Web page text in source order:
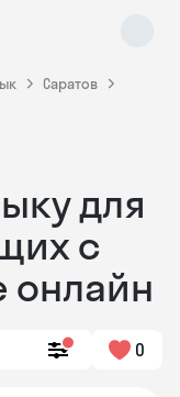
Саратов
для
с
онлайн
0